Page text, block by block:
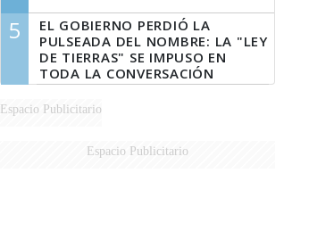
5
EL GOBIERNO PERDIÓ LA
PULSEADA DEL NOMBRE: LA "LEY
DE TIERRAS" SE IMPUSO EN
TODA LA CONVERSACIÓN
DIGITAL
Espacio Publicitario
Espacio Publicitario